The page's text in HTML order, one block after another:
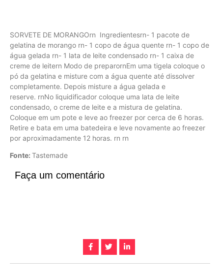
SORVETE DE MORANGOrn Ingredientesrn- 1 pacote de
gelatina de morango rn- 1 copo de água quente rn- 1 copo de
água gelada rn- 1 lata de leite condensado rn- 1 caixa de
creme de leitern Modo de preparornEm uma tigela coloque o
pó da gelatina e misture com a água quente até dissolver
completamente. Depois misture a água gelada e
reserve. rnNo liquidificador coloque uma lata de leite
condensado, o creme de leite e a mistura de gelatina.
Coloque em um pote e leve ao freezer por cerca de 6 horas.
Retire e bata em uma batedeira e leve novamente ao freezer
por aproximadamente 12 horas. rn rn
Fonte: Tastemade
Faça um comentário